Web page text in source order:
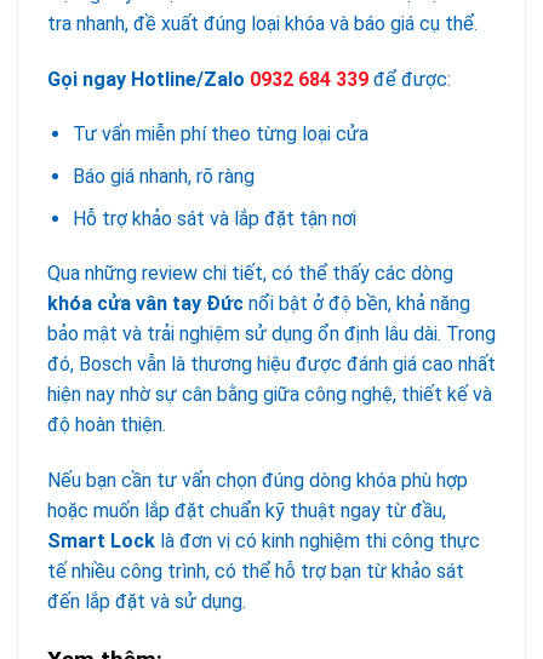
tra nhanh, đề xuất đúng loại khóa và báo giá cụ thể.
Gọi ngay Hotline/Zalo 0932 684 339 để được:
Tư vấn miễn phí theo từng loại cửa
Báo giá nhanh, rõ ràng
Hỗ trợ khảo sát và lắp đặt tận nơi
Qua những review chi tiết, có thể thấy các dòng
khóa cửa vân tay Đức nổi bật ở độ bền, khả năng
bảo mật và trải nghiệm sử dụng ổn định lâu dài. Trong
đó, Bosch vẫn là thương hiệu được đánh giá cao nhất
hiện nay nhờ sự cân bằng giữa công nghệ, thiết kế và
độ hoàn thiện.
Nếu bạn cần tư vấn chọn đúng dòng khóa phù hợp
hoặc muốn lắp đặt chuẩn kỹ thuật ngay từ đầu,
Smart Lock là đơn vị có kinh nghiệm thi công thực
tế nhiều công trình, có thể hỗ trợ bạn từ khảo sát
đến lắp đặt và sử dụng.